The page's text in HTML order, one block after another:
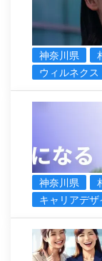
神奈川県
ウィルネクス
神奈川県
キャリアデザ